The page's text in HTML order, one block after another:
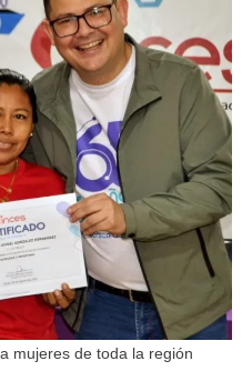
mujeres de toda la región